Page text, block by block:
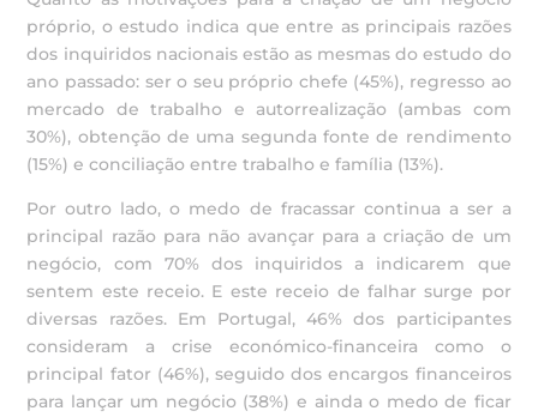
próprio, o estudo indica que entre as principais razões
dos inquiridos nacionais estão as mesmas do estudo do
ano passado: ser o seu próprio chefe (45%), regresso ao
mercado de trabalho e autorrealização (ambas com
30%), obtenção de uma segunda fonte de rendimento
(15%) e conciliação entre trabalho e família (13%).
Por outro lado, o medo de fracassar continua a ser a
principal razão para não avançar para a criação de um
negócio, com 70% dos inquiridos a indicarem que
sentem este receio. E este receio de falhar surge por
diversas razões. Em Portugal, 46% dos participantes
consideram a crise económico-financeira como o
principal fator (46%), seguido dos encargos financeiros
para lançar um negócio (38%) e ainda o medo de ficar